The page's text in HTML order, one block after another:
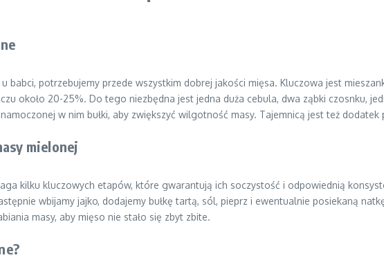
babci, potrzebujemy przede wszystkim dobrej jakości mięsa. Kluczowa jest
około 20-25%. Do tego niezbędna jest jedna duża cebula, dwa ząbki czosnku,
w nim bułki, aby zwiększyć wilgotność masy. Tajemnicą jest też
mielonej
kilku kluczowych etapów, które gwarantują ich soczystość i odpowiednią
wbijamy jajko, dodajemy bułkę tartą, sól, pieprz i ewentualnie posiekaną
masy, aby mięso nie stało się zbyt zbite.